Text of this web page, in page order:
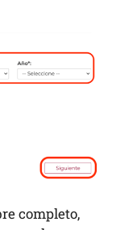
completo,